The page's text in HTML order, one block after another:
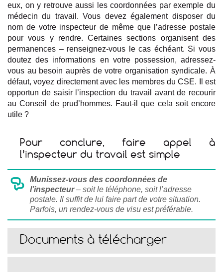
eux, on y retrouve aussi les coordonnées par exemple du
médecin du travail. Vous devez également disposer du
nom de votre inspecteur de même que l’adresse postale
pour vous y rendre. Certaines sections organisent des
permanences – renseignez-vous le cas échéant. Si vous
doutez des informations en votre possession, adressez-
vous au besoin auprès de votre organisation syndicale. À
défaut, voyez directement avec les membres du CSE. Il est
opportun de saisir l’inspection du travail avant de recourir
au Conseil de prud’hommes. Faut-il que cela soit encore
utile ?
Pour conclure, faire appel à
l’inspecteur du travail est simple
Munissez-vous des coordonnées de
l’inspecteur– soit le téléphone, soit l’adresse
postale. Il suffit de lui faire part de votre situation.
Parfois, un rendez-vous de visu est préférable.
Documents à télécharger